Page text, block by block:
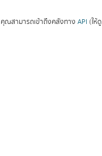
คุณสามารถเข้าถึงคลังทาง API (ให้ดู